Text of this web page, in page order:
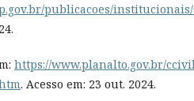
publicacoes/institucionais/
https://www.planalto.gov.br/
. Acesso em: 23 out. 2024.